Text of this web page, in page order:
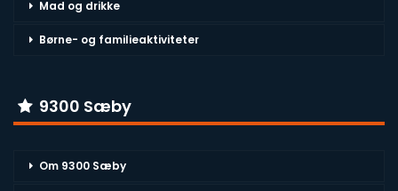
Mad og drikke
Børne- og familieaktiviteter
9300 Sæby
Om 9300 Sæby